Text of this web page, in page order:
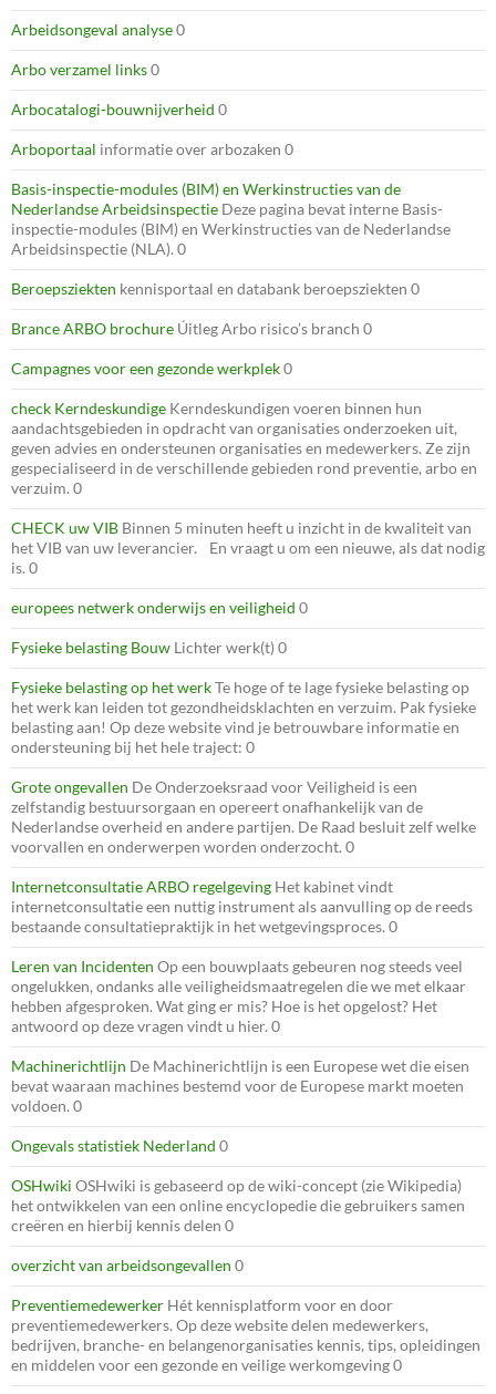
Arbeidsongeval analyse0
Arbo verzamel links0
Arbocatalogi-bouwnijverheid 0
Arboportaal informatie over arbozaken 0
Basis-inspectie-modules (BIM) en Werkinstructies van de
Nederlandse Arbeidsinspectie Deze pagina bevat interne Basis-
inspectie-modules (BIM) en Werkinstructies van de Nederlandse
Arbeidsinspectie (NLA). 0
Beroepsziekten kennisportaal en databank beroepsziekten 0
Brance ARBO brochure Úitleg Arbo risico’s branch 0
Campagnes voor een gezonde werkplek0
check Kerndeskundige Kerndeskundigen voeren binnen hun
aandachtsgebieden in opdracht van organisaties onderzoeken uit,
geven advies en ondersteunen organisaties en medewerkers. Ze zijn
gespecialiseerd in de verschillende gebieden rond preventie, arbo en
verzuim. 0
CHECK uw VIB Binnen 5 minuten heeft u inzicht in de kwaliteit van
het VIB van uw leverancier. En vraagt u om een nieuwe, als dat nodig
is. 0
europees netwerk onderwijs en veiligheid 0
Fysieke belasting Bouw Lichter werk(t) 0
Fysieke belasting op het werkTe hoge of te lage fysieke belasting op
het werk kan leiden tot gezondheidsklachten en verzuim. Pak fysieke
belasting aan! Op deze website vind je betrouwbare informatie en
ondersteuning bij het hele traject: 0
Grote ongevallen De Onderzoeksraad voor Veiligheid is een
zelfstandig bestuursorgaan en opereert onafhankelijk van de
Nederlandse overheid en andere partijen. De Raad besluit zelf welke
voorvallen en onderwerpen worden onderzocht. 0
Internetconsultatie ARBO regelgeving Het kabinet vindt
internetconsultatie een nuttig instrument als aanvulling op de reeds
bestaande consultatiepraktijk in het wetgevingsproces. 0
Leren van Incidenten Op een bouwplaats gebeuren nog steeds veel
ongelukken, ondanks alle veiligheidsmaatregelen die we met elkaar
hebben afgesproken. Wat ging er mis? Hoe is het opgelost? Het
antwoord op deze vragen vindt u hier. 0
Machinerichtlijn De Machinerichtlijn is een Europese wet die eisen
bevat waaraan machines bestemd voor de Europese markt moeten
voldoen. 0
Ongevals statistiek Nederland 0
OSHwiki OSHwiki is gebaseerd op de wiki-concept (zie Wikipedia)
het ontwikkelen van een online encyclopedie die gebruikers samen
creëren en hierbij kennis delen 0
overzicht van arbeidsongevallen 0
Preventiemedewerker Hét kennisplatform voor en door
preventiemedewerkers. Op deze website delen medewerkers,
bedrijven, branche- en belangenorganisaties kennis, tips, opleidingen
en middelen voor een gezonde en veilige werkomgeving 0